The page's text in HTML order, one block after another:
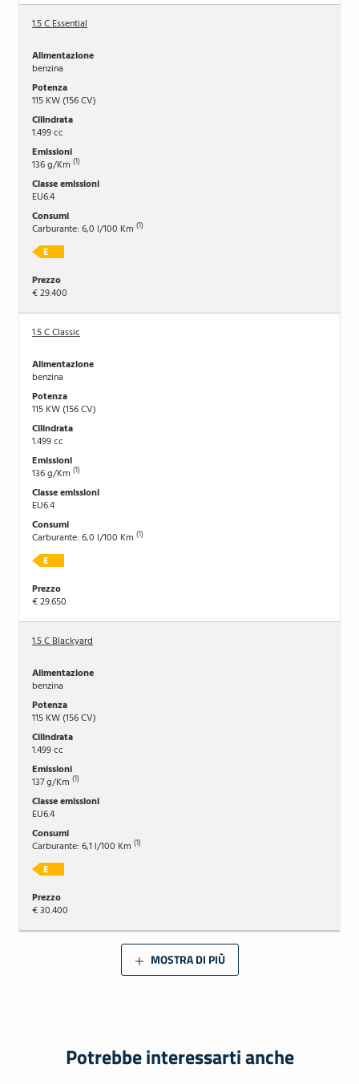
1.5 C Essential
benzina
115 KW (156 CV)
1.499 cc
136 g/Km (1)
EU6.4
Carburante: 6,0 l/100 Km (1)
€ 29.400
1.5 C Classic
benzina
115 KW (156 CV)
1.499 cc
136 g/Km (1)
EU6.4
Carburante: 6,0 l/100 Km (1)
€ 29.650
1.5 C Blackyard
benzina
115 KW (156 CV)
1.499 cc
137 g/Km (1)
EU6.4
Carburante: 6,1 l/100 Km (1)
€ 30.400
MOSTRA DI PIÙ
Potrebbe interessarti anche